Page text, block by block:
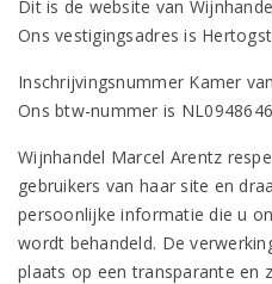
Dit is de website van
Ons vestigingsadres is
Inschrijvingsnummer Kamer
Ons btw-nummer is
Wijnhandel Marcel Arentz
gebruikers van haar site en
persoonlijke informatie die u
wordt behandeld. De
plaats op een transparante en